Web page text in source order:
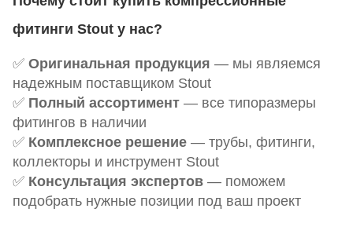
фитинги Stout у нас?
✅ Оригинальная продукция — мы являемся
надежным поставщиком Stout
✅ Полный ассортимент — все типоразмеры
фитингов в наличии
✅ Комплексное решение — трубы, фитинги,
коллекторы и инструмент Stout
✅ Консультация экспертов — поможем
подобрать нужные позиции под ваш проект